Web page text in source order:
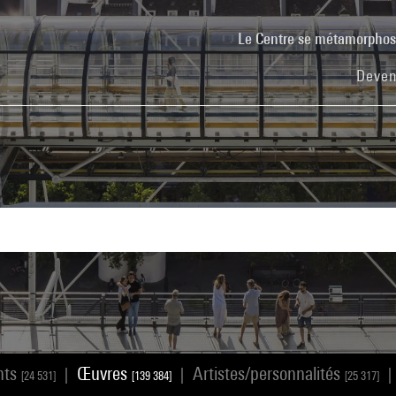
Le Centre se
[24 531] Œuvres [139 384] Artistes/personnalités [25 317]